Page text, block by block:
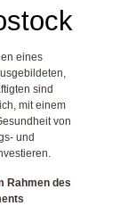
eines
sind
mit einem
von
und
Rahmen des